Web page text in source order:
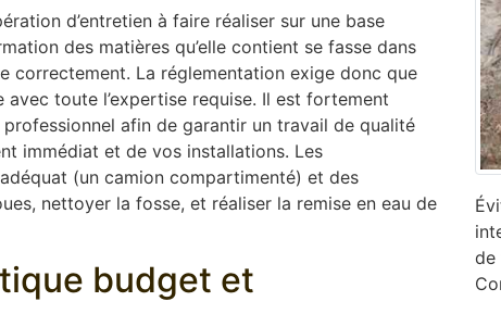
d’entretien à faire réaliser sur une base
des matières qu’elle contient se fasse dans
correctement. La réglementation exige donc que
toute l’expertise requise. Il est fortement
afin de garantir un travail de qualité
immédiat et de vos installations. Les
(un camion compartimenté) et des
nettoyer la fosse, et réaliser la remise en eau de
budget et
de